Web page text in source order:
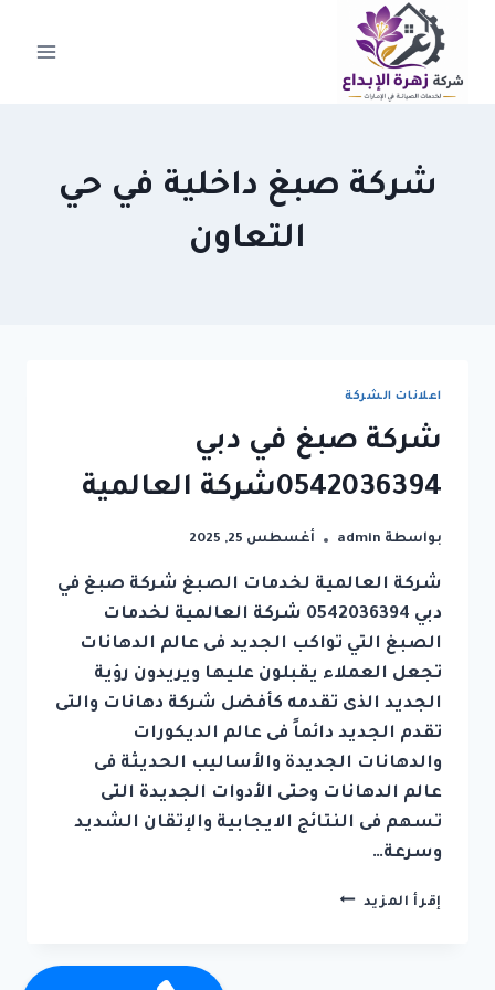
التجاوز
المحتوى
شركة صبغ داخلية في حي
التعاون
اعلانات الشركة
شركة صبغ في دبي
0542036394شركة العالمية
بواسطة admin أغسطس 25, 2025
شركة العالمية لخدمات الصبغ شركة صبغ في
دبي 0542036394 شركة العالمية لخدمات
الصبغ التي تواكب الجديد فى عالم الدهانات
تجعل العملاء يقبلون عليها ويريدون رؤية
الجديد الذى تقدمه كأفضل شركة دهانات والتى
تقدم الجديد دائماً فى عالم الديكورات
والدهانات الجديدة والأساليب الحديثة فى
عالم الدهانات وحتى الأدوات الجديدة التى
تسهم فى النتائج الايجابية والإتقان الشديد
وسرعة…
إقرأ المزيد شركة